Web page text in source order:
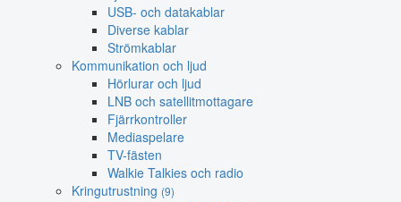
USB- och datakablar
Diverse kablar
Strömkablar
Kommunikation och ljud
Hörlurar och ljud
LNB och satellitmottagare
Fjärrkontroller
Mediaspelare
TV-fästen
Walkie Talkies och radio
Kringutrustning (9)